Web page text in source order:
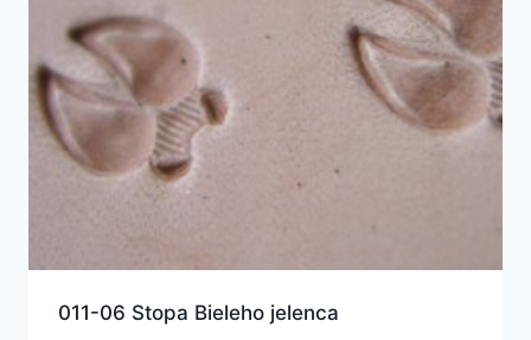
011-06 Stopa Bieleho jelenca